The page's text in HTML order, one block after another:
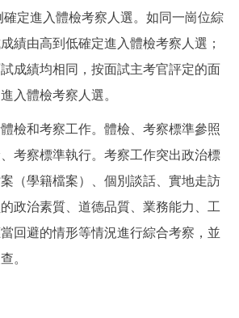
確定進入體檢考察人選。如同一崗位綜
績由高到低確定進入體檢考察人選；
成績均相同，按面試主考官評定的面
入體檢考察人選。
和考察工作。體檢、考察標準參照
考察標準執行。考察工作突出政治標
（學籍檔案）、個別談話、實地走訪
政治素質、道德品質、業務能力、工
回避的情形等情況進行綜合考察，並
。